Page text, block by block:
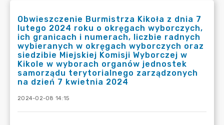
Obwieszczenie Burmistrza Kikoła z dnia 7
lutego 2024 roku o okręgach wyborczych,
ich granicach i numerach, liczbie radnych
wybieranych w okręgach wyborczych oraz
siedzibie Miejskiej Komisji Wyborczej w
Kikole w wyborach organów jednostek
samorządu terytorialnego zarządzonych
na dzień 7 kwietnia 2024
2024-02-08 14:15